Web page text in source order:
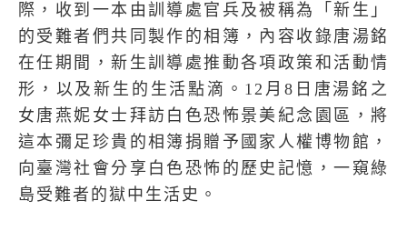
際，收到一本由訓導處官兵及被稱為「新生」
的受難者們共同製作的相簿，內容收錄唐湯銘
在任期間，新生訓導處推動各項政策和活動情
形，以及新生的生活點滴。 12 月8 日唐湯銘之
女唐燕妮女士拜訪白色恐怖景美紀念園區，將
這本彌足珍貴的相簿捐贈予國家人權博物館，
向臺灣社會分享白色恐怖的歷史記憶，一窺綠
島受難者的獄中生活史。